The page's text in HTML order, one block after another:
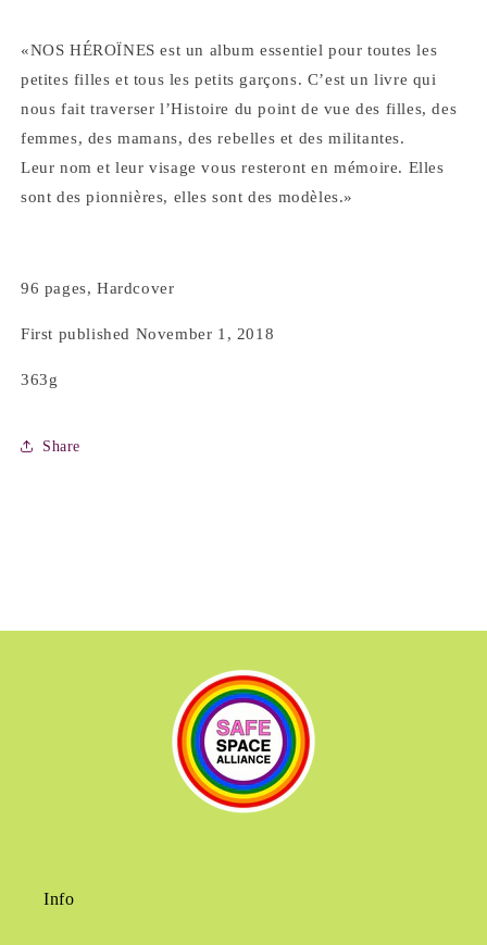
québécoises
-
Barbeau-
Lavalette
&amp;
Mathilde
Cinq-
québécoises
-
Barbeau-
Lavalette
&amp;
Mathilde
Cinq-
«NOS HÉROÏNES est un album essentiel pour toutes les
petites filles et tous les petits garçons. C’est un livre qui
nous fait traverser l’Histoire du point de vue des filles, des
femmes, des mamans, des rebelles et des militantes.
Leur nom et leur visage vous resteront en mémoire. Elles
sont des pionnières, elles sont des modèles.»
96 pages, Hardcover
First published November 1, 2018
363g
Share
Info